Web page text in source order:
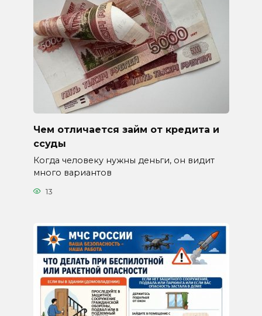
Чем отличается займ от кредита и
ссуды
Когда человеку нужны деньги, он видит
много вариантов
13